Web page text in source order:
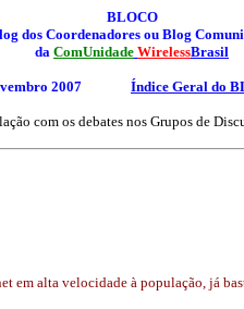
BLOCO
dos Coordenadores ou Blog
da ComUnidade WirelessBrasil
2007 Índice Geral do
com os debates nos Grupos de
em alta velocidade à população, já